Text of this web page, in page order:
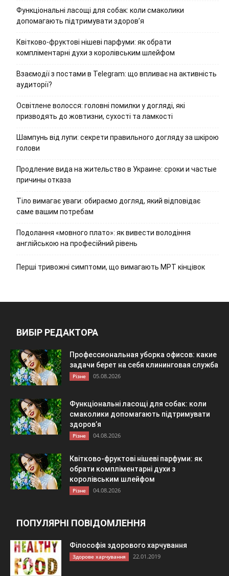
Функціональні ласощі для собак: коли смаколики
допомагають підтримувати здоров’я
Квітково-фруктові нішеві парфуми: як обрати
компліментарні духи з королівським шлейфом
Взаємодії з постами в Telegram: що впливає на активність
аудиторії?
Освітлене волосся: головні помилки у догляді, які
призводять до жовтизни, сухості та ламкості
Шампунь від лупи: секрети правильного догляду за шкірою
голови
Продление вида на жительство в Украине: сроки и частые
причины отказа
Тіло вимагає уваги: обираємо догляд, який відповідає
саме вашим потребам
Подолання «мовного плато»: як вивести володіння
англійською на професійний рівень
Перші тривожні симптоми, що вимагають МРТ кінцівок
ВИБІР РЕДАКТОРА
Профессиональная уборка офисов: какие
задачи берет на себя клининговая служба
Різне 05.08.2026
Функціональні ласощі для собак: коли
смаколики допомагають підтримувати
здоров’я
Різне 04.08.2026
Квітково-фруктові нішеві парфуми: як
обрати компліментарні духи з
королівським шлейфом
Різне 04.08.2026
ПОПУЛЯРНІ ПОВІДОМЛЕННЯ
Філософія здорового харчування
Здорове харчування 22.01.2019